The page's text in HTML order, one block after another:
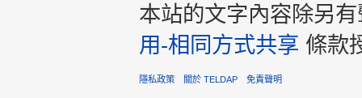
本站的文字內容除另
用-相同方式共享 條款
隱私政策 關於 TELDAP 免責聲明